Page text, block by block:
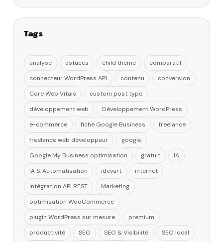
Tags
analyse astuces child theme
comparatif
connecteur WordPress API
contenu
conversion
Core Web Vitals
custom post type
développement web
Développement WordPress
e-commerce
fiche Google Business
freelance
freelance web développeur
google
Google My Business optimisation
gratuit
IA
IA & Automatisation
idevart
internet
intégration API REST
Marketing
optimisation WooCommerce
plugin WordPress sur mesure
premium
productivité
SEO SEO & Visibilité
SEO local